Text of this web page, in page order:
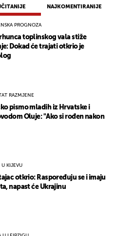
NAJKOMENTIRANIJE
PROGNOZA
toplinskog vala stiže
Dokad će trajati otkrio je
RAZMJENE
pismo mladih iz Hrvatske i
Oluje: "Ako si rođen nakon
U KIJEVU
otkrio: Raspoređuju se i imaju
napast će Ukrajinu